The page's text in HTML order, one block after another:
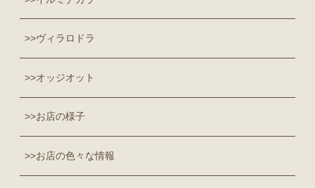
ヴィラロドラ
オッジオット
お店の様子
お店の色々な情報